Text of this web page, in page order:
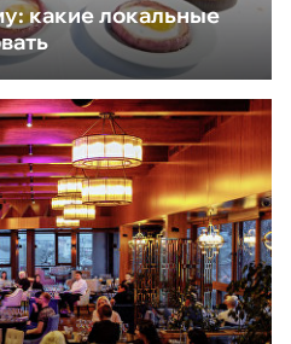
какие локальные